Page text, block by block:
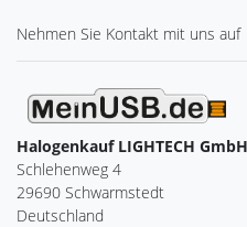
Nehmen Sie Kontakt mit uns auf
Halogenkauf LIGHTECH GmbH
Schlehenweg 4
29690 Schwarmstedt
Deutschland